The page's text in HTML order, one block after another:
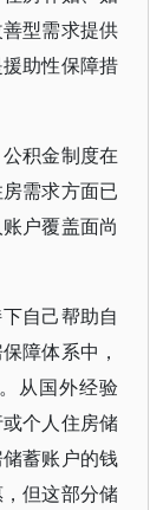
型需求提供
助性保障措
积金制度在
需求方面已
户覆盖面尚
自己帮助自
障体系中，
从国外经验
个人住房储
蓄账户的钱
但这部分储